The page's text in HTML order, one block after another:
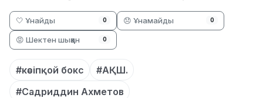
🤍 Ұнайды 0 😞 Ұнамайды 0
😡 Шектен шыққан 0
#кәсіпқой бокс
#АҚШ.
#Садриддин Ахметов